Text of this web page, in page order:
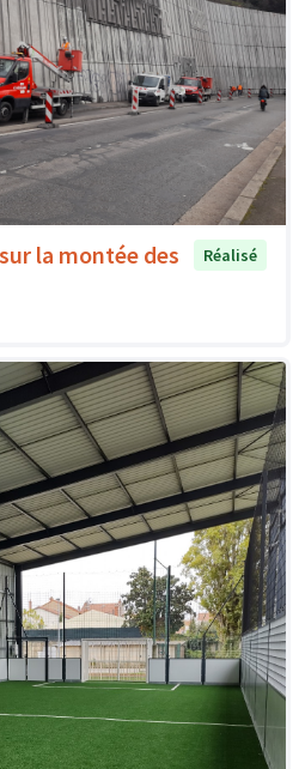
la montée des
Réalisé